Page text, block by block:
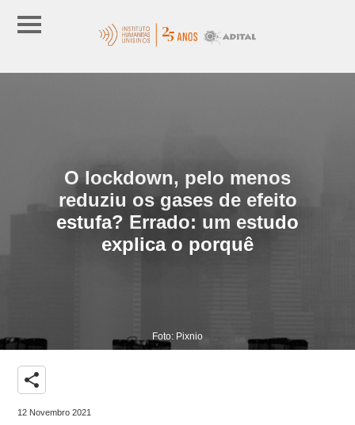
O lockdown, pelo menos
reduziu os gases de efeito
estufa? Errado: um estudo
explica o porquê
Foto: Pixnio
share
12 Novembro 2021